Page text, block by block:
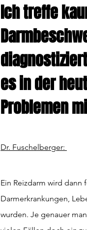
Ich treffe
es in der
Problemen
Dr. Fuschelberger:
Ein Reizdarm wird
Darmerkrankungen,
wurden. Je genauer